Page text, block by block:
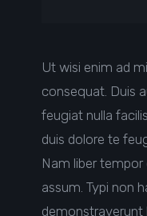
Ut wisi enim ad
consequat. Duis
feugiat nulla
duis dolore te
Nam liber
assum. Typi non
demonstraverunt